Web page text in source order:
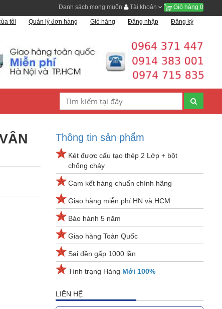
Danh sách mong muốn Tài khoản Giỏ hàng 0
tôi Quản lý đơn hàng Giỏ hàng Đăng nhập Đăng ký
Thông tin sản phẩm
Két được cấu tạo thép 2 Lớp + bột
chống cháy
Cam kết hàng chuẩn chính hãng
Giao hàng miễn phí HN và HCM
Bảo hành 5 năm
Giao hàng Toàn Quốc
Sai đền gấp 1000 lần
Tình trạng Hàng Mới 100%
LIÊN HỆ